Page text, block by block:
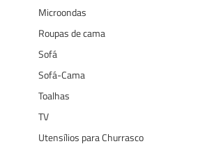
Microondas
Roupas de cama
Sofá
Sofá-Cama
Toalhas
TV
Utensílios para Churrasco